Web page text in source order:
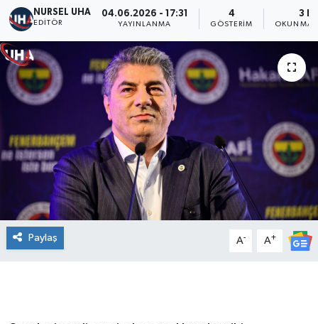
NURSEL UHA
EDITÖR
04.06.2026 - 17:31
YAYINLANMA
4
GÖSTERIM
3
OKUNMA
Paylaş A- A+